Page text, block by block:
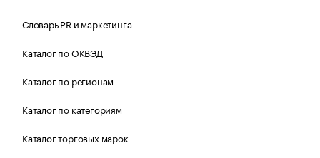
Словарь PR и маркетинга
Каталог по ОКВЭД
Каталог по регионам
Каталог по категориям
Каталог торговых марок